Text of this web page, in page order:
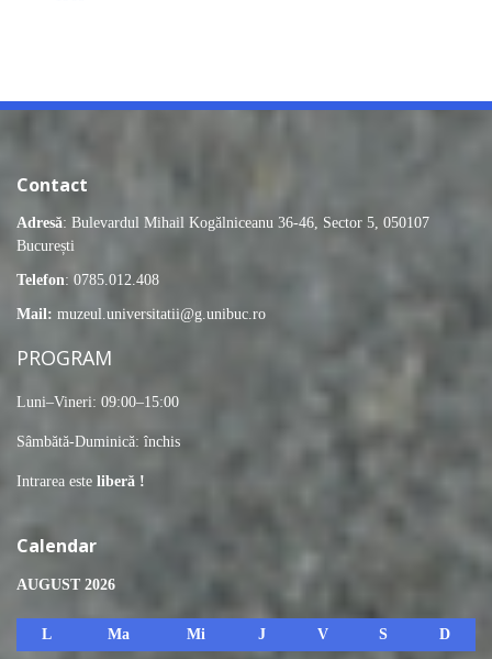
Contact
Adresă: Bulevardul Mihail Kogălniceanu 36-46, Sector 5, 050107
București
Telefon: 0785.012.408
Mail: muzeul.universitatii@g.unibuc.ro
PROGRAM
Luni–Vineri: 09:00–15:00
Sâmbătă-Duminică: închis
Intrarea este liberă !
Calendar
AUGUST 2026
L Ma Mi J V S
D